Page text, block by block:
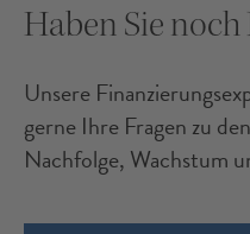
Haben Sie noch
Unsere
gerne Ihre Fragen zu
Nachfolge, Wachstum